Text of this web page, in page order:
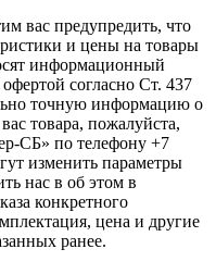
вас предупредить, что
и цены на товары
информационный
согласно Ст. 437
точную информацию о
товара, пожалуйста,
СБ» по телефону +7
изменить параметры
нас в об этом в
конкретного
цена и другие
ранее.